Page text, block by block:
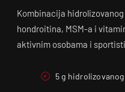
Kombinacija
hondroitina, MSM-a i
aktivnim osobama i
5 g